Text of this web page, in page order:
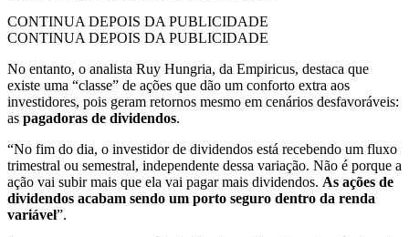
CONTINUA DEPOIS DA PUBLICIDADE
CONTINUA DEPOIS DA PUBLICIDADE
No entanto, o analista Ruy Hungria, da Empiricus, destaca que
existe uma “classe” de ações que dão um conforto extra aos
investidores, pois geram retornos mesmo em cenários desfavoráveis:
as pagadoras de dividendos.
“No fim do dia, o investidor de dividendos está recebendo um fluxo
trimestral ou semestral, independente dessa variação. Não é porque a
ação vai subir mais que ela vai pagar mais dividendos. As ações de
dividendos acabam sendo um porto seguro dentro da renda
variável”.